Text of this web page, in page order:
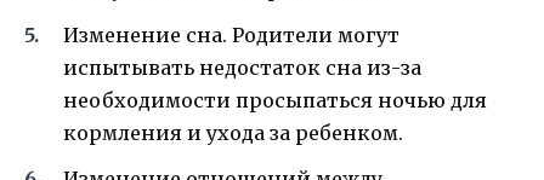
Изменение сна. Родители могут
испытывать недостаток сна из-за
необходимости просыпаться ночью для
кормления и ухода за ребенком.